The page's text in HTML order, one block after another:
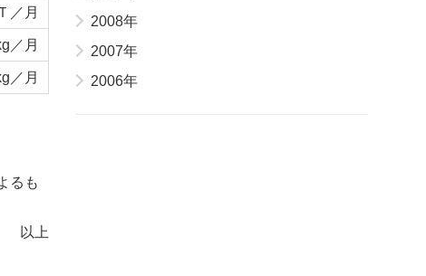
／月
／月
／月
るも
以上
2008年
2007年
2006年